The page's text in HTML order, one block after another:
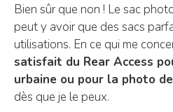
Bien sûr que non ! Le sac
peut y avoir que des sacs
utilisations. En ce qui me
satisfait du Rear Access
urbaine ou pour la photo
dès que je le peux.